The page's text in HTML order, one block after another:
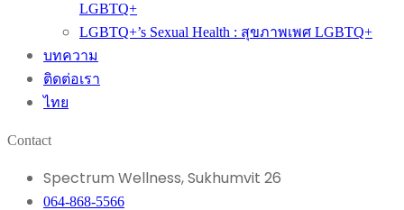
LGBTQ+
LGBTQ+’s Sexual Health : สุขภาพเพศ LGBTQ+
บทความ
ติดต่อเรา
ไทย
Contact
Spectrum Wellness, Sukhumvit 26
064-868-5566